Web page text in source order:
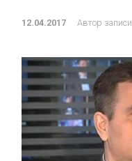
12.04.2017 Автор записи